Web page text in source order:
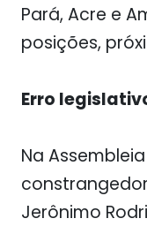
Pará, Acre e
posições,
Erro
Na
Jerônimo